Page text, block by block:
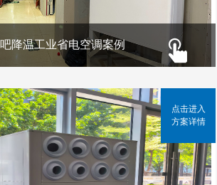
降温工业省电空调案例
点击进入
方案详情